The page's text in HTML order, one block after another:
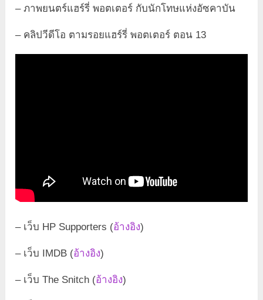
– ภาพยนตร์แฮร์รี่ พอตเตอร์ กับนักโทษแห่งอัซคาบัน
– คลิปวีดีโอ ตามรอยแฮร์รี่ พอตเตอร์ ตอน 13
– เว็บ HP Supporters (อ้างอิง)
– เว็บ IMDB (อ้างอิง)
– เว็บ The Snitch (อ้างอิง)